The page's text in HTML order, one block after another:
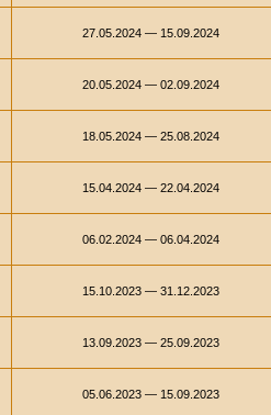
27.05.2024 — 15.09.2024
20.05.2024 — 02.09.2024
18.05.2024 — 25.08.2024
15.04.2024 — 22.04.2024
06.02.2024 — 06.04.2024
15.10.2023 — 31.12.2023
13.09.2023 — 25.09.2023
05.06.2023 — 15.09.2023